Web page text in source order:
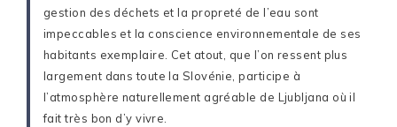
gestion des déchets et la propreté de l’eau sont
impeccables et la conscience environnementale de ses
habitants exemplaire. Cet atout, que l’on ressent plus
largement dans toute la Slovénie, participe à
l’atmosphère naturellement agréable de Ljubljana où il
fait très bon d’y vivre.